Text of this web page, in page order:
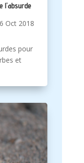
l’absurde
Oct 2018
pour
et